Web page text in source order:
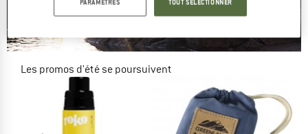
Les promos d'été se poursuivent
JUSQU'À -50 %
VERS LES PROMOS
PARAMÈTRES TOUT SÉLECTIONNER